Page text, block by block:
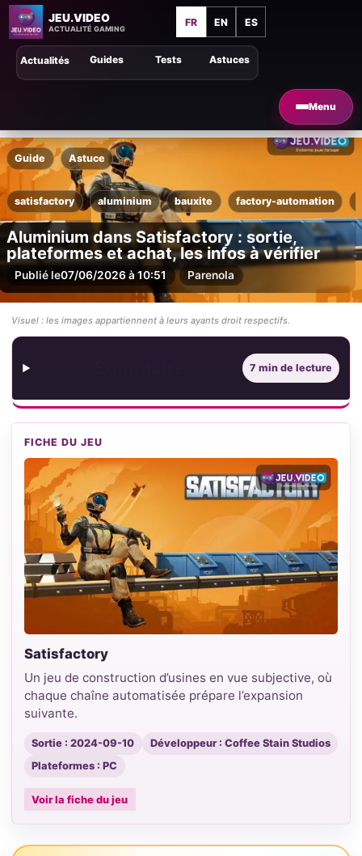
JEU.VIDEO
ACTUALITÉ GAMING
FR EN ES
Menu
Astuces
Guides Tests
Actualités
Guide Astuce
satisfactory aluminium bauxite factory-automation
Aluminium dans Satisfactory : sortie,
plateformes et achat, les infos à vérifier
Publié le07/06/2026 à 10:51 Parenola
Visuel : les images appartiennent à leurs ayants droit respectifs.
7 min de lecture
FICHE DU JEU
Satisfactory
Un jeu de construction d’usines en vue subjective, où
chaque chaîne automatisée prépare l’expansion
suivante.
Sortie : 2024-09-10
Développeur : Coffee Stain Studios
Plateformes : PC
Voir la fiche du jeu